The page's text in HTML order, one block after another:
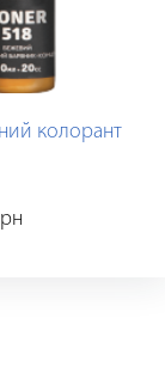
колорант